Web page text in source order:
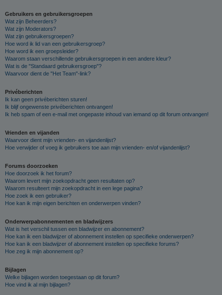
Gebruikers en gebruikersgroepen
Wat zijn Beheerders?
Wat zijn Moderators?
Wat zijn gebruikersgroepen?
Hoe word ik lid van een gebruikersgroep?
Hoe word ik een groepsleider?
Waarom staan verschillende gebruikersgroepen in een andere kleur?
Wat is de "Standaard gebruikersgroep"?
Waarvoor dient de "Het Team"-link?
Privéberichten
Ik kan geen privéberichten sturen!
Ik blijf ongewenste privéberichten ontvangen!
Ik heb spam of een e-mail met ongepaste inhoud van iemand op dit forum ontvangen!
Vrienden en vijanden
Waarvoor dient mijn vrienden- en vijandenlijst?
Hoe verwijder of voeg ik gebruikers toe aan mijn vrienden- en/of vijandenlijst?
Forums doorzoeken
Hoe doorzoek ik het forum?
Waarom levert mijn zoekopdracht geen resultaten op?
Waarom resulteert mijn zoekopdracht in een lege pagina?
Hoe zoek ik een gebruiker?
Hoe kan ik mijn eigen berichten en onderwerpen vinden?
Onderwerpabonnementen en bladwijzers
Wat is het verschil tussen een bladwijzer en abonnement?
Hoe kan ik een bladwijzer of abonnement instellen op specifieke onderwerpen?
Hoe kan ik een bladwijzer of abonnement instellen op specifieke forums?
Hoe zeg ik mijn abonnement op?
Bijlagen
Welke bijlagen worden toegestaan op dit forum?
Hoe vind ik al mijn bijlagen?